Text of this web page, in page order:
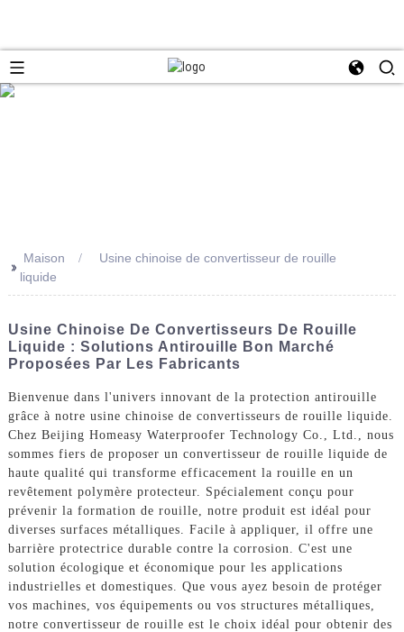
>> Maison
Usine chinoise de convertisseur de rouille
liquide
Usine Chinoise De Convertisseurs De Rouille
Liquide : Solutions Antirouille Bon Marché
Proposées Par Les Fabricants
Bienvenue dans l'univers innovant de la protection antirouille
grâce à notre usine chinoise de convertisseurs de rouille liquide.
Chez Beijing Homeasy Waterproofer Technology Co., Ltd., nous
sommes fiers de proposer un convertisseur de rouille liquide de
haute qualité qui transforme efficacement la rouille en un
revêtement polymère protecteur. Spécialement conçu pour
prévenir la formation de rouille, notre produit est idéal pour
diverses surfaces métalliques. Facile à appliquer, il offre une
barrière protectrice durable contre la corrosion. C'est une
solution écologique et économique pour les applications
industrielles et domestiques. Que vous ayez besoin de protéger
vos machines, vos équipements ou vos structures métalliques,
notre convertisseur de rouille est le choix idéal pour obtenir des